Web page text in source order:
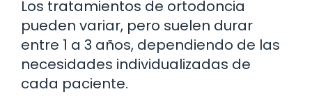
Los tratamientos de ortodoncia
pueden variar, pero suelen durar
entre 1 a 3 años, dependiendo de las
necesidades individualizadas de
cada paciente.